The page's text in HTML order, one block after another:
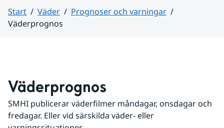
Start Väder
Prognoser och varningar
Väderprognos
Väderprognos
SMHI publicerar väderfilmer måndagar, onsdagar och
fredagar. Eller vid särskilda väder- eller